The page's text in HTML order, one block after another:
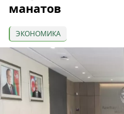
манатов
ЭКОНОМИКА